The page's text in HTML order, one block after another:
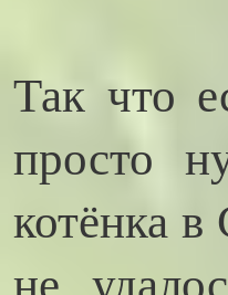
Так что
просто
котёнка
не